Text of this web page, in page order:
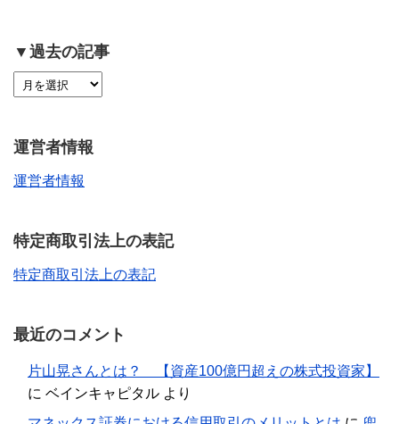
▼過去の記事
運営者情報
運営者情報
特定商取引法上の表記
特定商取引法上の表記
最近のコメント
片山晃さんとは？ 【資産100億円超えの株式投資家】
に ベインキャピタル より